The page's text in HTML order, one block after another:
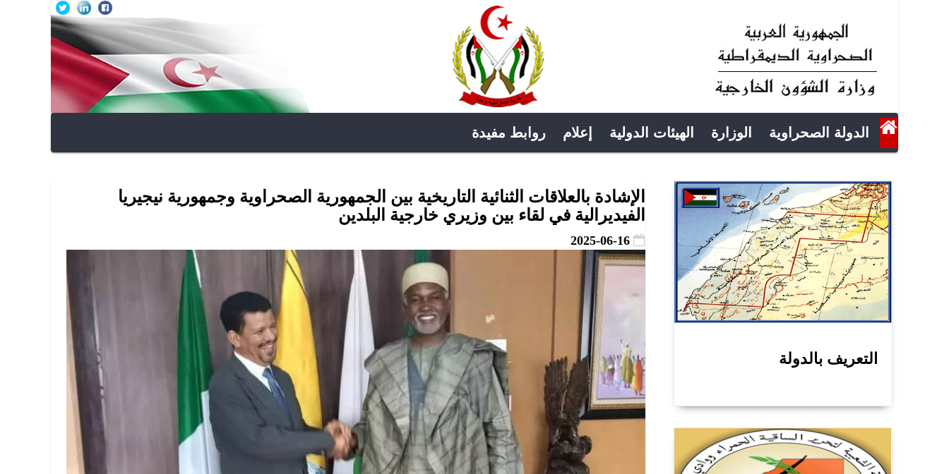
الدولة الصحراوية الوزارة الهيئات الدولية إعلام روابط مفيدة
الإشادة بالعلاقات الثنائية التاريخية بين الجمهورية الصحراوية وجمهورية نيجيريا
الفيديرالية في لقاء بين وزيري خارجية البلدين
2025-06-16
التعريف بالدولة